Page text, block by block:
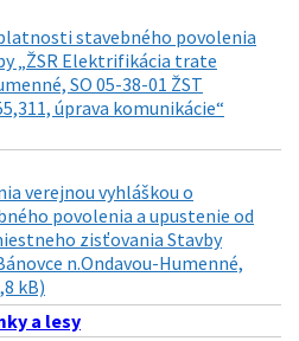
stavebného povolenia
„ŽSR Elektrifikácia trate
SO 05-38-01 ŽST
úprava komunikácie“
verejnou vyhláškou o
povolenia a upustenie od
zisťovania Stavby
n.Ondavou-Humenné,
kB)
a lesy